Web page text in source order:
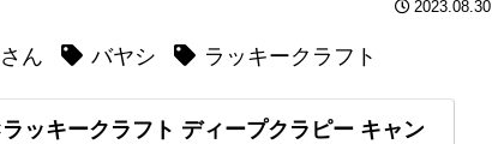
2023.08.30
ん バヤシ ラッキークラフト
ッキークラフト ディープクラピー キャン